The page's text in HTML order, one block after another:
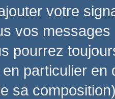
votre
vos
pourrez
particulier
sa